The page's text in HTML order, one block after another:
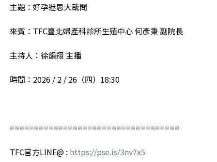
主題：好孕迷思大哉問
來賓：TFC臺北婦產科診所生殖中心 何彥秉 副院長
主持人：徐韻翔 主播
時間：2026 / 2 / 26（四）18:30
===================================
TFC官方LINE@ : https://pse.is/3nv7x5